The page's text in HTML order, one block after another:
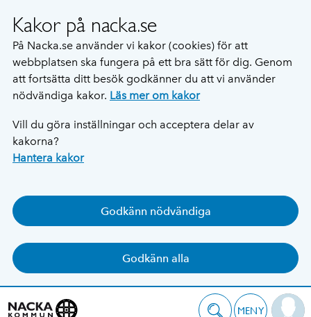
Kakor på nacka.se
På Nacka.se använder vi kakor (cookies) för att
webbplatsen ska fungera på ett bra sätt för dig. Genom
att fortsätta ditt besök godkänner du att vi använder
nödvändiga kakor. Läs mer om kakor
Vill du göra inställningar och acceptera delar av
kakorna?
Hantera kakor
Godkänn nödvändiga
Godkänn alla
MENY